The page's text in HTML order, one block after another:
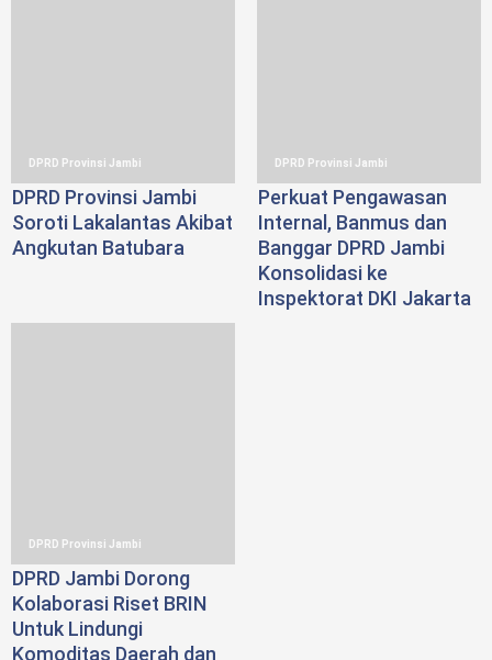
DPRD Provinsi Jambi
DPRD Provinsi Jambi
Soroti Lakalantas Akibat
Angkutan Batubara
DPRD Provinsi Jambi
Perkuat Pengawasan
Internal, Banmus dan
Banggar DPRD Jambi
Konsolidasi ke
Inspektorat DKI Jakarta
DPRD Provinsi Jambi
DPRD Jambi Dorong
Kolaborasi Riset BRIN
Untuk Lindungi
Komoditas Daerah dan